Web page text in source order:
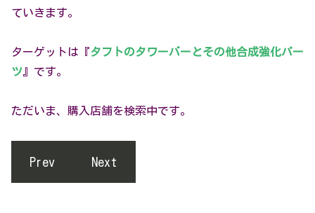
ていきます。
ターゲットは『タフトのタワーバーとその他合成強化パー
ツ 』です。
ただいま、購入店舗を検索中です。
Prev Next